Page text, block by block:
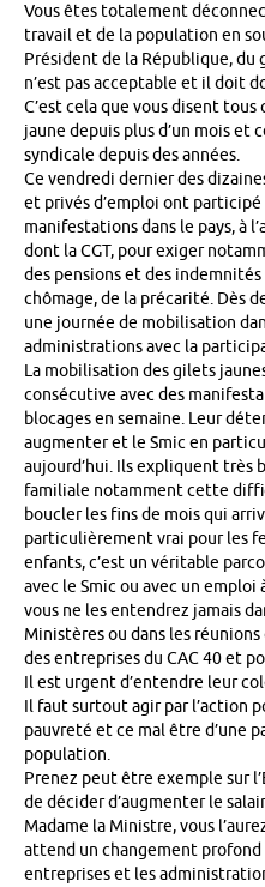
Vous êtes totalement
travail et de la population en
Président de la République,
n’est pas acceptable et il doit
C’est cela que vous disent
jaune depuis plus d’un mois et
syndicale depuis des années.
Ce vendredi dernier des
et privés d’emploi ont
manifestations dans le pays, à
dont la CGT, pour exiger
des pensions et des
chômage, de la précarité. Dès
une journée de mobilisation
administrations avec la
La mobilisation des gilets
consécutive avec des
blocages en semaine. Leur
augmenter et le Smic en
aujourd’hui. Ils expliquent très
familiale notamment cette
boucler les fins de mois qui
particulièrement vrai pour les
enfants, c’est un véritable
avec le Smic ou avec un
vous ne les entendrez jamais
Ministères ou dans les
des entreprises du CAC 40 et
Il est urgent d’entendre leur
Il faut surtout agir par l’action
pauvreté et ce mal être d’une
population.
Prenez peut être exemple sur
de décider d’augmenter le
Madame la Ministre, vous
attend un changement
entreprises et les